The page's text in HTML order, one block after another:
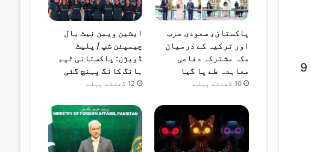
اسٹارک کا شکار بنے، سعود شکیل کو 28 رنز پر جوش ہیزل ووڈ اور فہیم اشرف کو 9
پاکستان، سعودی عرب
اور ترکیہ کے درمیان
مکہ مشترکہ دفاعی
معاہدہ طے پا گیا
10 گھنٹے پہلے
ایشین ویمن نیٹ بال
چیمپئن شپ / پلیٹ
ڈویژن: پاکستانی ٹیم
ہانگ کانگ پہنچ گئی
12 گھنٹے پہلے